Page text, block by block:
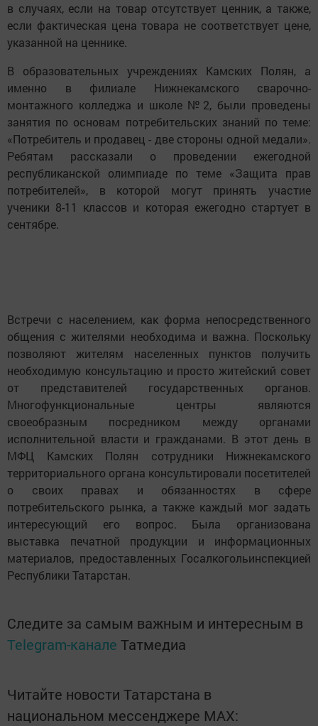
в случаях, если на товар отсутствует ценник, а также,
если фактическая цена товара не соответствует цене,
указанной на ценнике.
В образовательных учреждениях Камских Полян, а
именно в филиале Нижнекамского сварочно-
монтажного колледжа и школе №2, были проведены
занятия по основам потребительских знаний по теме:
«Потребитель и продавец - две стороны одной медали».
Ребятам рассказали о проведении ежегодной
республиканской олимпиаде по теме «Защита прав
потребителей», в которой могут принять участие
ученики 8-11 классов и которая ежегодно стартует в
сентябре.
Встречи с населением, как форма непосредственного
общения с жителями необходима и важна. Поскольку
позволяют жителям населенных пунктов получить
необходимую консультацию и просто житейский совет
от представителей государственных органов.
Многофункциональные центры являются
своеобразным посредником между органами
исполнительной власти и гражданами. В этот день в
МФЦ Камских Полян сотрудники Нижнекамского
территориального органа консультировали посетителей
о своих правах и обязанностях в сфере
потребительского рынка, а также каждый мог задать
интересующий его вопрос. Была организована
выставка печатной продукции и информационных
материалов, предоставленных Госалкогольинспекцией
Республики Татарстан.
Следите за самым важным и интересным в
Telegram-канале Татмедиа
Читайте новости Татарстана в
национальном мессенджере MАХ: